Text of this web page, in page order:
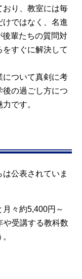
おり、教室には毎
けではなく、名進
輩たちの質問対
すぐに解決して
について真剣に考
後の過ごし方につ
です。
公表されていま
々約5,400円～
や受講する教科数